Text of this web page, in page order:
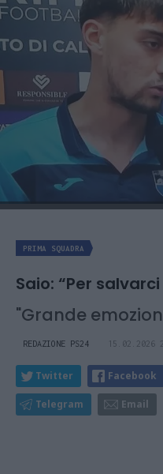
PRIMA SQUADRA
Saio: “Per
"Grande
REDAZIONE PS24 15.02.2026
Twitter Facebook
Telegram Email